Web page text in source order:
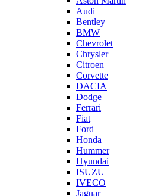
Audi
Bentley
BMW
Chevrolet
Chrysler
Citroen
Corvette
DACIA
Dodge
Ferrari
Fiat
Ford
Honda
Hummer
Hyundai
ISUZU
IVECO
Jaguar